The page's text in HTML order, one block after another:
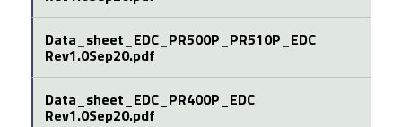
Data_sheet_EDC_PR500P_PR510P_EDC
Rev1.0Sep20.pdf
Data_sheet_EDC_PR400P_EDC
Rev1.0Sep20.pdf